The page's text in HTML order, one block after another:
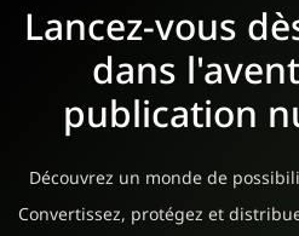
Lancez-vous
dans
publication
Découvrez un monde de
Convertissez, protégez et